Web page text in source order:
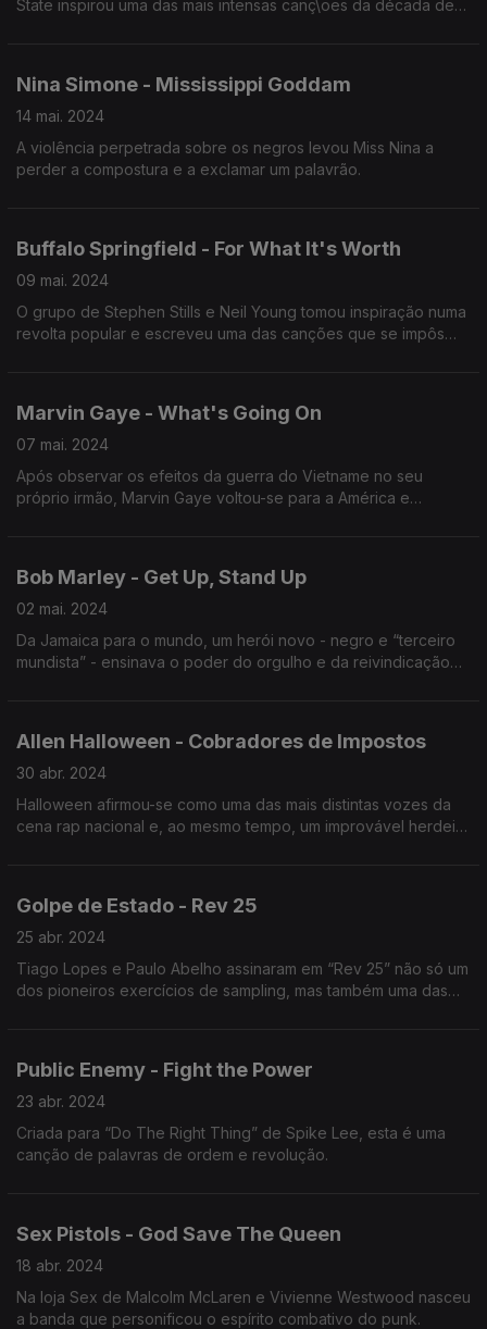
State inspirou uma das mais intensas canç\oes da década de
Nina Simone - Mississippi Goddam
14 mai. 2024
A violência perpetrada sobre os negros levou Miss Nina a
perder a compostura e a exclamar um palavrão.
Buffalo Springfield - For What It's Worth
09 mai. 2024
O grupo de Stephen Stills e Neil Young tomou inspiração numa
revolta popular e escreveu uma das canções que se impôs
Marvin Gaye - What's Going On
07 mai. 2024
Após observar os efeitos da guerra do Vietname no seu
próprio irmão, Marvin Gaye voltou-se para a América e
Bob Marley - Get Up, Stand Up
02 mai. 2024
Da Jamaica para o mundo, um herói novo - negro e “terceiro
mundista” - ensinava o poder do orgulho e da reivindicação
Allen Halloween - Cobradores de Impostos
30 abr. 2024
Halloween afirmou-se como uma das mais distintas vozes da
cena rap nacional e, ao mesmo tempo, um improvável herdeiro
Golpe de Estado - Rev 25
25 abr. 2024
Tiago Lopes e Paulo Abelho assinaram em “Rev 25” não só um
dos pioneiros exercícios de sampling, mas também uma das
Public Enemy - Fight the Power
23 abr. 2024
Criada para “Do The Right Thing” de Spike Lee, esta é uma
canção de palavras de ordem e revolução.
Sex Pistols - God Save The Queen
18 abr. 2024
Na loja Sex de Malcolm McLaren e Vivienne Westwood nasceu
a banda que personificou o espírito combativo do punk.